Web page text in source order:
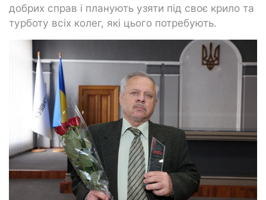
добрих справ і планують узяти під своє крило та
турботу всіх колег, які цього потребують.